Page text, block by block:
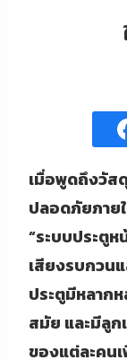
เมื่อพูดถึงวัส
ปลอดภัยภาย
“ระบบประตู
เสียงรบกวน
ประตูมีหลาก
สมัย และมีลู
ของแต่ละคน